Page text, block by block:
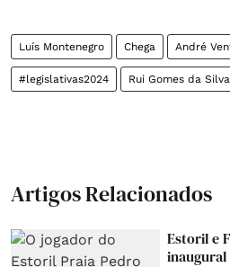
Luís Montenegro Chega André
#legislativas2024 Rui Gomes da Silva
Artigos Relacionados
Estoril e
inaugural